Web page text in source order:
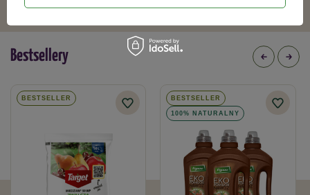
Bestsellery
BESTSELLER BESTSELLER
100% NATURALNY